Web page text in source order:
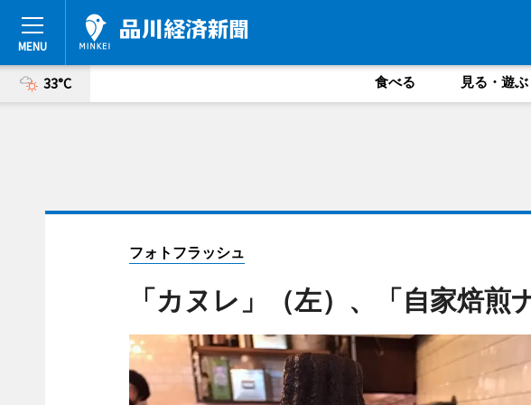
33°C 食べる 見る・遊ぶ
フォトフラッシュ
「カヌレ」（左）、「自家焙煎